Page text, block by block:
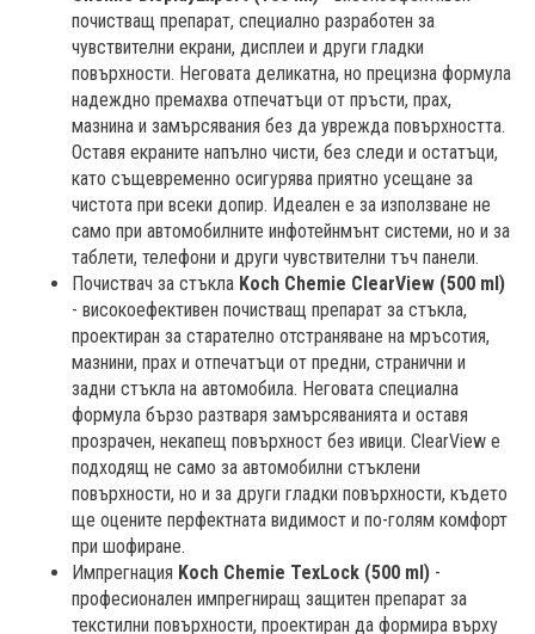
почистващ препарат, специално разработен за
чувствителни екрани, дисплеи и други гладки
повърхности. Неговата деликатна, но прецизна формула
надеждно премахва отпечатъци от пръсти, прах,
мазнина и замърсявания без да уврежда повърхността.
Оставя екраните напълно чисти, без следи и остатъци,
като същевременно осигурява приятно усещане за
чистота при всеки допир. Идеален е за използване не
само при автомобилните инфотейнмънт системи, но и за
таблети, телефони и други чувствителни тъч панели.
Почиствач за стъкла Koch Chemie ClearView (500 ml)
- високоефективен почистващ препарат за стъкла,
проектиран за старателно отстраняване на мръсотия,
мазнини, прах и отпечатъци от предни, странични и
задни стъкла на автомобила. Неговата специална
формула бързо разтваря замърсяванията и оставя
прозрачен, некапещ повърхност без ивици. ClearView е
подходящ не само за автомобилни стъклени
повърхности, но и за други гладки повърхности, където
ще оцените перфектната видимост и по-голям комфорт
при шофиране.
Импрегнация Koch Chemie TexLock (500 ml) -
професионален импрегниращ защитен препарат за
текстилни повърхности, проектиран да формира върху